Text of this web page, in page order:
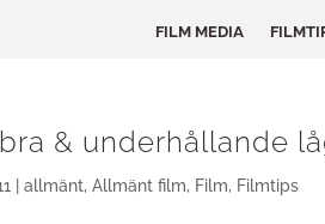
FILM MEDIA
& underhållande
|allmänt,Allmänt film, Film, Filmtips